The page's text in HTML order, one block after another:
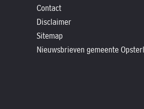
Contact
Disclaimer
Sitemap
Nieuwsbrieven gemeente
Nieuwsbrieven
gemeente
Opsterland